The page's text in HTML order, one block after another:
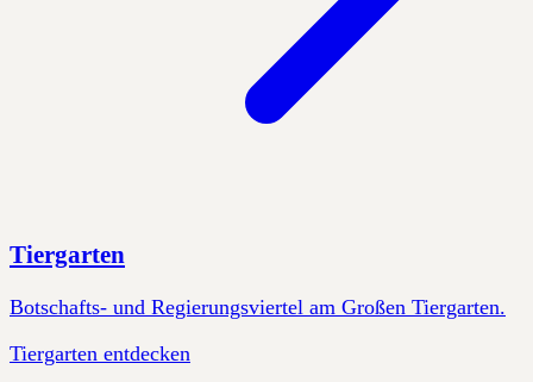
Tiergarten
Botschafts- und Regierungsviertel am Großen Tiergarten.
Tiergarten entdecken